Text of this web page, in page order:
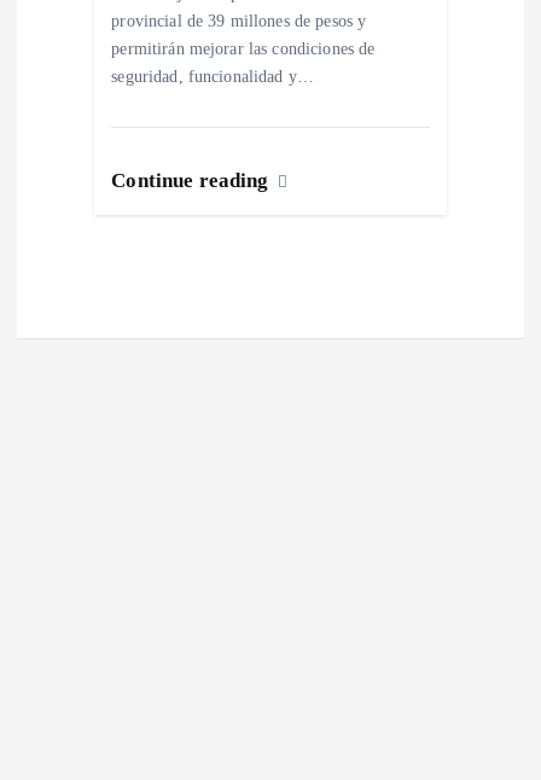
provincial de 39 millones de pesos y
permitirán mejorar las condiciones de
seguridad, funcionalidad y…
Continue reading